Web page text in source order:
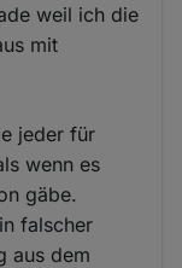
weil ich die
mit
jeder für
wenn es
gäbe.
falscher
aus dem